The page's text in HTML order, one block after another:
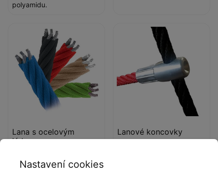
polyamidu.
Lana s ocelovým
jádrem
Polypropylenová lana s
ocelovým jádrem
Lanové koncovky
Nastavení cookies